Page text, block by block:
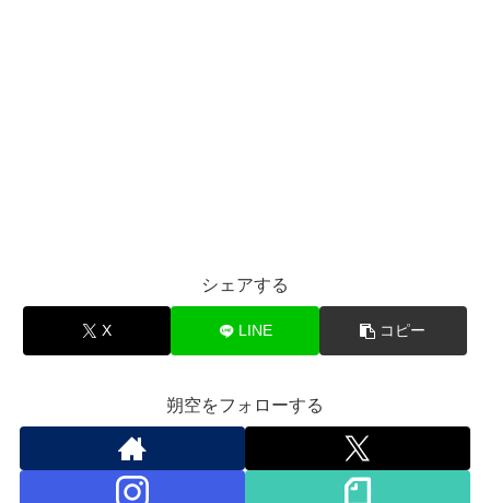
シェアする
X LINE コピー
朔空をフォローする